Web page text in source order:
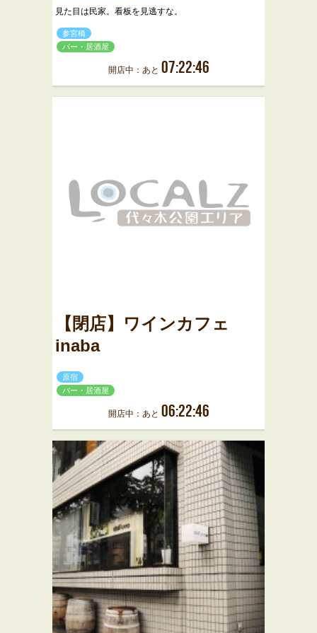
見た目は民家。看板を見逃すな。
参宮橋
バー・居酒屋
開店中：あと 07:22:46
【閉店】ワインカフェ
inaba
原宿
バー・居酒屋
開店中：あと 06:22:46